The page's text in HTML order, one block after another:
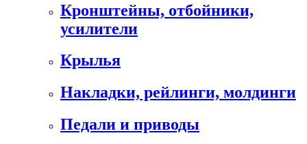
Кронштейны, отбойники,
усилители
Крылья
Накладки, рейлинги, молдинги
Педали и приводы